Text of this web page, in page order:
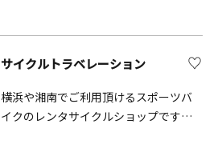
サイクルトラベレーション
横浜や湘南でご利用頂けるスポーツバ
イクのレンタサイクルショップです。